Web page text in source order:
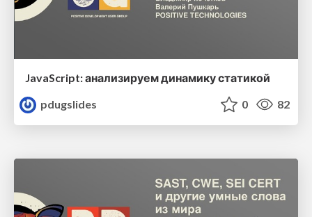
JavaScript: анализируем динамику статикой
pdugslides
0 82